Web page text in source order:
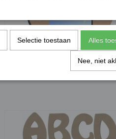
Selectie toestaan Alles
Nee, niet